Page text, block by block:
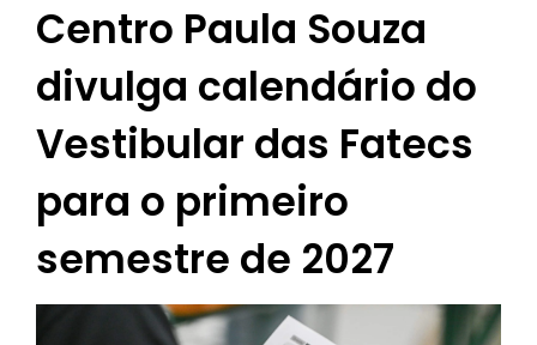
Centro Paula Souza
divulga calendário do
Vestibular das Fatecs
para o primeiro
semestre de 2027